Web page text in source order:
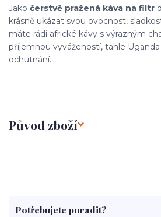
Jako čerstvě pražená káva na filtr
krásně ukázat svou ovocnost,
máte rádi africké kávy s výrazným
příjemnou vyvážeností, tahle
ochutnání.
Původ zboží
Potřebujete poradit?